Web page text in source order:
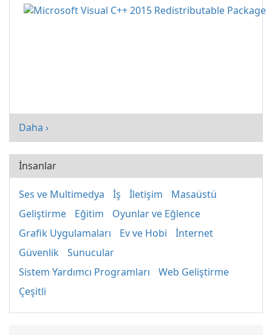
Daha ›
İnsanlar
Ses ve Multimedya İş İletişim
Masaüstü
Geliştirme
Eğitim
Oyunlar ve Eğlence
Grafik Uygulamaları
Ev ve Hobi
İnternet
Güvenlik
Sunucular
Sistem Yardımcı Programları
Web Geliştirme
Çeşitli